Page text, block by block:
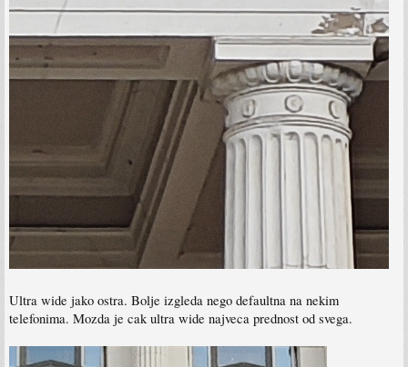
Ultra wide jako ostra. Bolje izgleda nego defaultna na nekim
telefonima. Mozda je cak ultra wide najveca prednost od svega.